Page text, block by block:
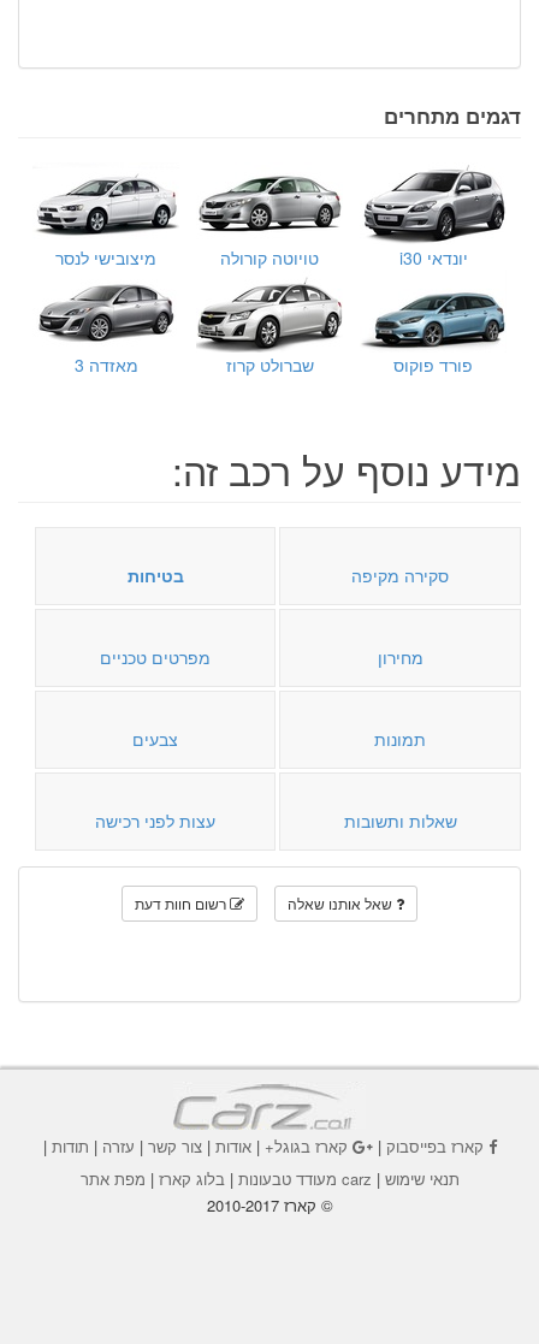
דגמים מתחרים
יונדאי i30 טויוטה קורולה מיצובישי לנסר
פורד פוקוס שברולט קרוז מאזדה 3
מידע נוסף על רכב זה:
סקירה מקיפה בטיחות
מחירון מפרטים טכניים
תמונות צבעים
שאלות ותשובות עצות לפני רכישה
שאל אותנו שאלה רשום חוות דעת
קארז בפייסבוק| קארז בגוגל+|אודות |צור קשר | עזרה | תודות |
תנאי שימוש | carz מעודד טבעונות | בלוג קארז | מפת אתר
© קארז 2010-2017